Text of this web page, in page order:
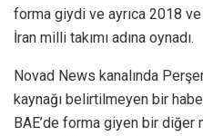
forma giydi ve ayrıca 2018 ve
İran milli takımı adına oynadı.
Novad News kanalında
kaynağı belirtilmeyen bir
BAE’de forma giyen bir